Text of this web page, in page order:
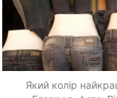
Який колір